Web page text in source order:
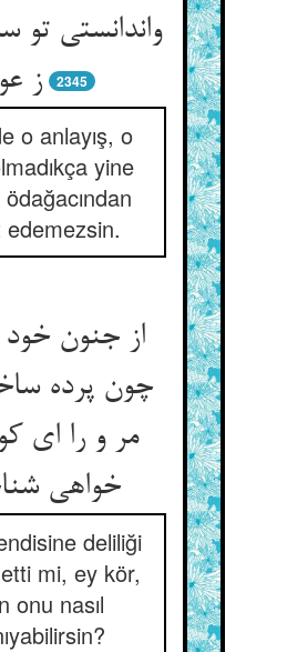
واندانستی تو
ز
2345
o anlayış, o
yine
ödağacından
edemezsin.
از جنون خود
چون پرده
مر و را ای
خواهی
deliliği
mi, ey kör,
onu nasıl